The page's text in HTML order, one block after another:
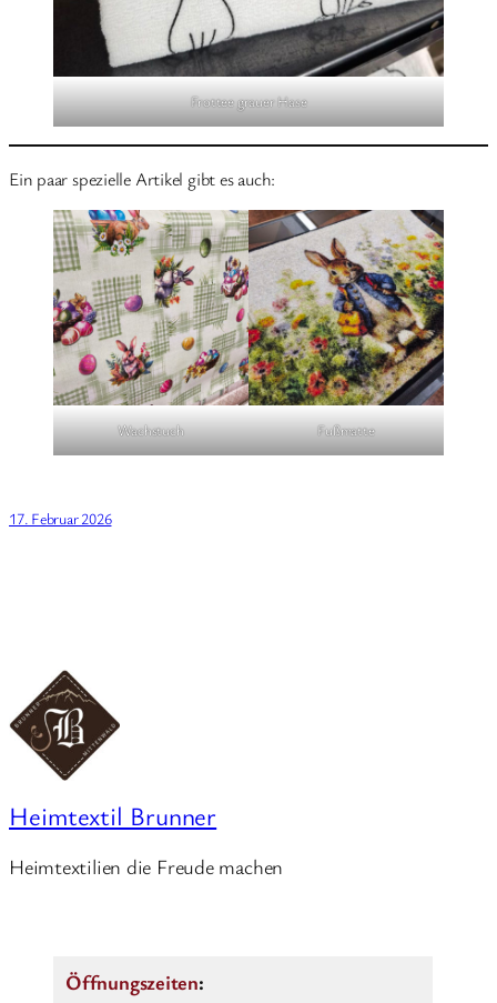
Frottee grauer Hase
Ein paar spezielle Artikel gibt es auch:
Wachstuch Fußmatte
17. Februar 2026
Heimtextil Brunner
Heimtextilien die Freude machen
Öffnungszeiten: